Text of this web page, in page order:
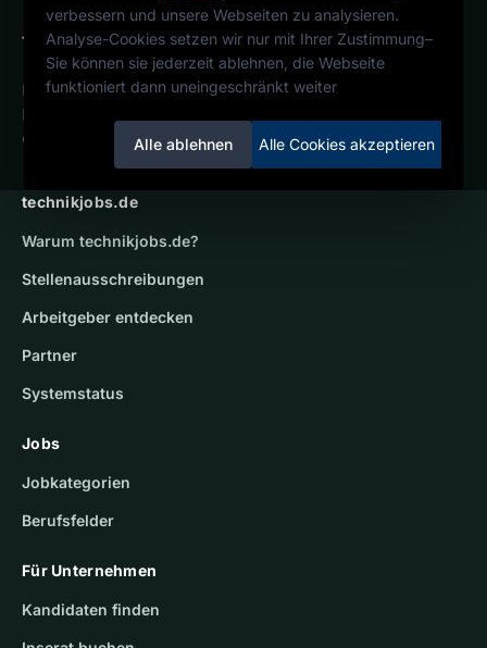
verbessern und unsere Webseiten zu analysieren.
Analyse-Cookies setzen wir nur mit Ihrer Zustimmung–
Sie können sie jederzeit ablehnen, die Webseite
funktioniert dann uneingeschränkt weiter
Alle ablehnen Alle Cookies akzeptieren
Deutschlands technisches
Karriereportal.
candidatis GmbH.
technikjobs.de
Warum technikjobs.de?
Stellenausschreibungen
Arbeitgeber entdecken
Partner
Systemstatus
Jobs
Jobkategorien
Berufsfelder
Für Unternehmen
Kandidaten finden